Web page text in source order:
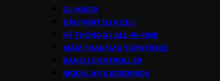
DJ MIXER
ĐẦU PHÁT DJ & CDJ
HỆ THỐNG DJ ALL-IN-ONE
MÂM THAN DJ & TURNTABLE
BÀN DJ CONTROLLER
MODULAR & EURORACK